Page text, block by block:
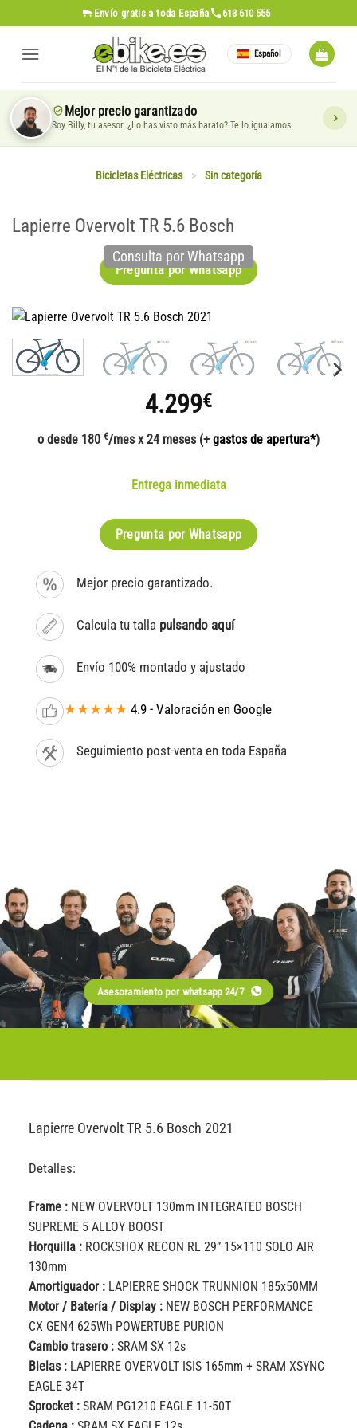
al
contenido
Envío gratis a toda España 613 610 555
Español
Mejor precio garantizado
Soy Billy, tu asesor. ¿Lo has visto más barato? Te lo igualamos.
Bicicletas Eléctricas > Sin categoría
Lapierre Overvolt TR 5.6 Bosch
Pregunta por Whatsapp
Consulta por Whatsapp
4.299€
o desde 180 €/mes x 24 meses (+ gastos de apertura*)
Entrega inmediata
Pregunta por Whatsapp
Mejor precio garantizado.
Calcula tu talla pulsando aquí
Envío 100% montado y ajustado
★★★★★ 4.9 - Valoración en Google
Seguimiento post-venta en toda España
Asesoramiento por whatsapp 24/7
Lapierre Overvolt TR 5.6 Bosch 2021
Detalles:
Frame : NEW OVERVOLT 130mm INTEGRATED BOSCH
SUPREME 5 ALLOY BOOST
Horquilla : ROCKSHOX RECON RL 29” 15×110 SOLO AIR
130mm
Amortiguador : LAPIERRE SHOCK TRUNNION 185x50MM
Motor / Batería / Display : NEW BOSCH PERFORMANCE
CX GEN4 625Wh POWERTUBE PURION
Cambio trasero :SRAM SX 12s
Bielas : LAPIERRE OVERVOLT ISIS 165mm + SRAM XSYNC
EAGLE 34T
Sprocket :SRAM PG1210 EAGLE 11-50T